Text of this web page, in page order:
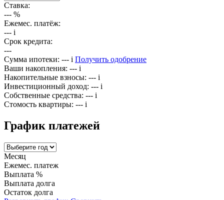
Ставка:
--- %
Ежемес. платёж:
--- i
Срок кредита:
---
Сумма ипотеки: --- i Получить одобрение
Ваши накопления: --- i
Накопительные взносы: --- i
Инвестиционный доход: --- i
Собственные средства: --- i
Стомость квартиры: --- i
График платежей
Месяц
Ежемес. платеж
Выплата %
Выплата долга
Остаток долга